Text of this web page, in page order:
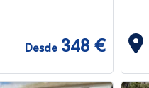
Desde 348 €